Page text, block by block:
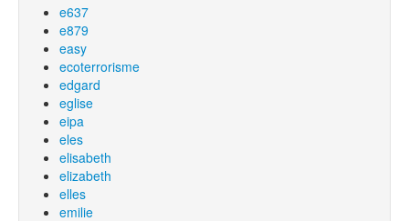
e637
e879
easy
ecoterrorisme
edgard
eglise
eipa
eles
elisabeth
elizabeth
elles
emilie